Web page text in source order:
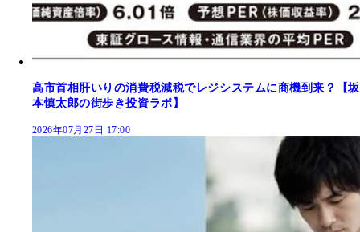
高市首相肝いりの消費税減税でレジシステムに商機到来？【坂
本慎太郎の街歩き投資ラボ】
2026年07月27日 17:00